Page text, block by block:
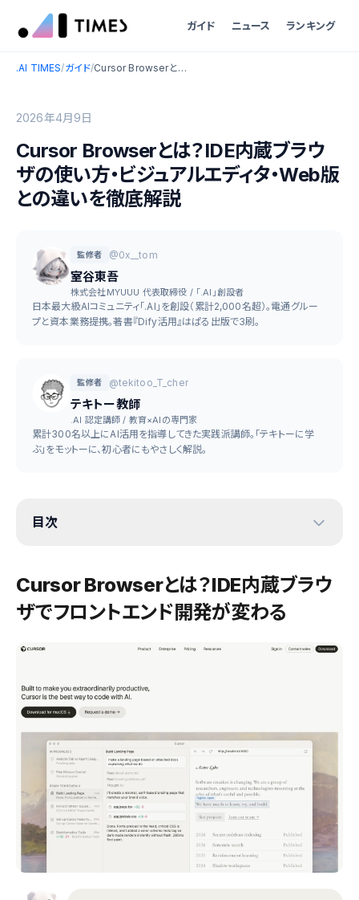
ガイド ニュース ランキング
.AI TIMES/ガイド/ Cursor Browserとは？IDE内蔵ブラウザの使い方・ビジュアルエディタ・Web版との違いを徹底解説
2026年4月9日
Cursor Browserとは？IDE内蔵ブラウ
ザの使い方・ビジュアルエディタ・Web版
との違いを徹底解説
監修者 @0x__tom
室谷東吾
株式会社MYUUU 代表取締役 / 「.AI」創設者
日本最大級AIコミュニティ「.AI」を創設（累計2,000名超）。電通グルー
プと資本業務提携。著書『Dify活用』はぱる出版で3刷。
監修者 @tekitoo_T_cher
テキトー教師
.AI 認定講師 / 教育×AIの専門家
累計300名以上にAI活用を指導してきた実践派講師。「テキトーに学
ぶ」をモットーに、初心者にもやさしく解説。
目次
Cursor Browserとは？IDE内蔵ブラウ
ザでフロントエンド開発が変わる